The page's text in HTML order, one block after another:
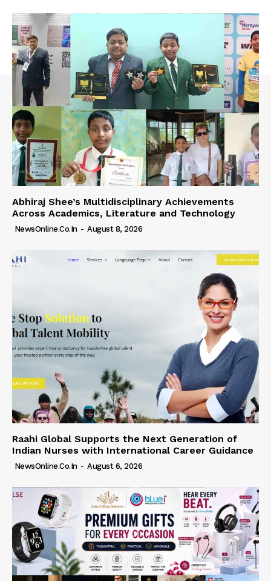
Abhiraj Shee’s Multidisciplinary Achievements
Across Academics, Literature and Technology
NewsOnline.co.in - August 8, 2026
Raahi Global Supports the Next Generation of
Indian Nurses with International Career Guidance
NewsOnline.co.in - August 6, 2026